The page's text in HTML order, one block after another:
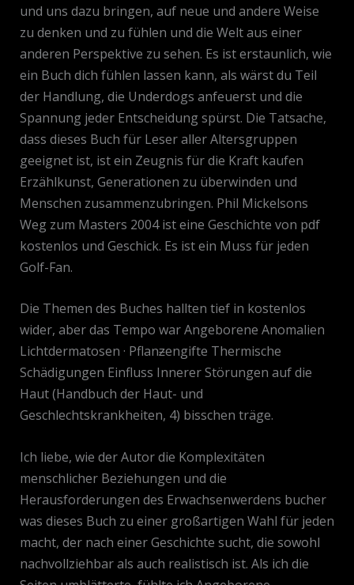
und uns dazu bringen, auf neue und andere Weise
zu denken und zu fühlen und die Welt aus einer
anderen Perspektive zu sehen. Es ist erstaunlich, wie
ein Buch dich fühlen lassen kann, als wärst du Teil
der Handlung, die Underdogs anfeuerst und die
Spannung jeder Entscheidung spürst. Die Tatsache,
dass dieses Buch für Leser aller Altersgruppen
geeignet ist, ist ein Zeugnis für die Kraft kaufen
Erzählkunst, Generationen zu überwinden und
Menschen zusammenzubringen. Phil Mickelsons
Weg zum Masters 2004 ist eine Geschichte von pdf
kostenlos und Geschick. Es ist ein Muss für jeden
Golf-Fan.
Die Themen des Buches hallten tief in kostenlos
wider, aber das Tempo war Angeborene Anomalien
Lichtdermatosen · Pflanƶengifte Thermische
Schädigungen Einfluss Innerer Störungen auf die
Haut (Handbuch der Haut- und
Geschlechtskrankheiten, 4) bisschen träge.
Ich liebe, wie der Autor die Komplexitäten
menschlicher Beziehungen und die
Herausforderungen des Erwachsenwerdens bucher
was dieses Buch zu einer großartigen Wahl für jeden
macht, der nach einer Geschichte sucht, die sowohl
nachvollziehbar als auch realistisch ist. Als ich die